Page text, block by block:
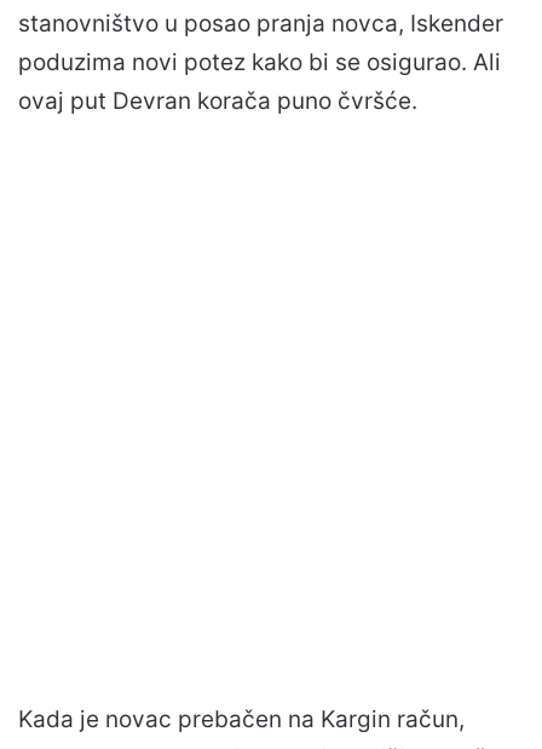
stanovništvo u posao pranja novca, Iskender
poduzima novi potez kako bi se osigurao. Ali
ovaj put Devran korača puno čvršće.
Kada je novac prebačen na Kargin račun,